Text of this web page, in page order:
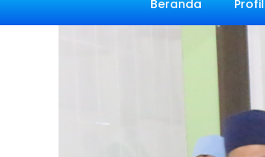
Beranda Profil